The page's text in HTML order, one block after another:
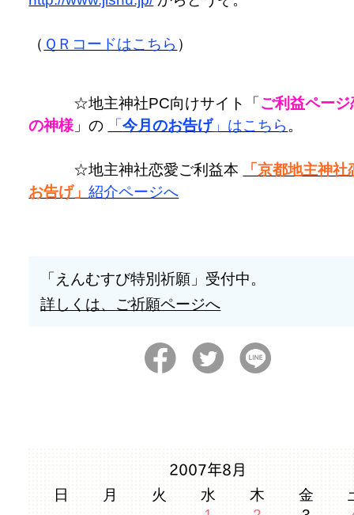
（ ＱＲコードはこちら ）
☆地主神社PC向けサイト「ご利益ペー
の神様 」の 「今月のお告げ」はこちら 。
☆地主神社恋愛ご利益本
「京都地主神社
お告げ」紹介ページへ
「えんむすび特別祈願」受付中。
詳しくは、ご祈願ページへ
2007年8月
日 月 火 水 木 金